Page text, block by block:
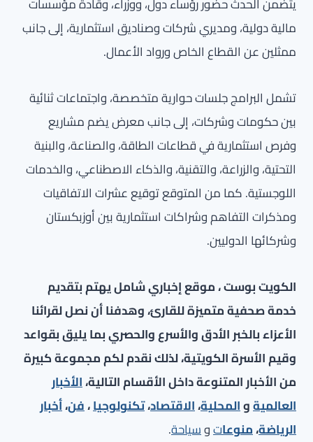
مالية دولية، ومديري شركات وصناديق استثمارية، إلى جانب
ممثلين عن القطاع الخاص ورواد الأعمال.
تشمل البرامج جلسات حوارية متخصصة، واجتماعات ثنائية
بين حكومات وشركات، إلى جانب معرض يضم مشاريع
وفرص استثمارية في قطاعات الطاقة، والصناعة، والبنية
التحتية، والزراعة، والتقنية، والذكاء الاصطناعي، والخدمات
اللوجستية. كما من المتوقع توقيع عشرات الاتفاقيات
ومذكرات التفاهم وشراكات استثمارية بين أوزبكستان
وشركائها الدوليين.
الكويت بوست ، موقع إخباري شامل يهتم بتقديم
خدمة صحفية متميزة للقارئ، وهدفنا أن نصل لقرائنا
الأعزاء بالخبر الأدق والأسرع والحصري بما يليق بقواعد
وقيم الأسرة الكويتية، لذلك نقدم لكم مجموعة كبيرة
من الأخبار المتنوعة داخل الأقسام التالية،الأخبار
العالميةوالمحلية،الاقتصاد،تكنولوجيا،فن،أخبار
الرياضة،منوعاتوسياحة.